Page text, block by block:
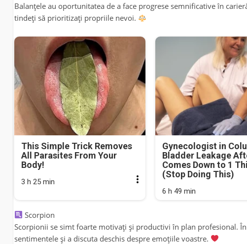
Balanțele au oportunitatea de a face progrese semnificative în
tindeți să prioritizați propriile nevoi.
This Simple Trick Removes
All Parasites From Your
Body!
3 h 25 min
Gynecologist in
Bladder Leakage
Comes Down to 1
(Stop Doing This)
6 h 49 min
Scorpion
Scorpionii se simt foarte motivați și productivi în plan profesional.
sentimentele și a discuta deschis despre emoțiile voastre.